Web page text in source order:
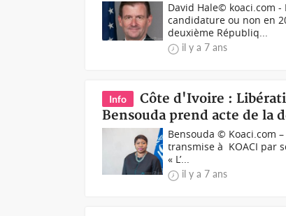
David Hale© koaci.com
candidature ou non en
deuxième Républiq...
il y a 7 ans
Info
Côte d'Ivoire :
Bensouda prend acte de la
Bensouda © Koaci.com
transmise à KOACI par
« L’...
il y a 7 ans